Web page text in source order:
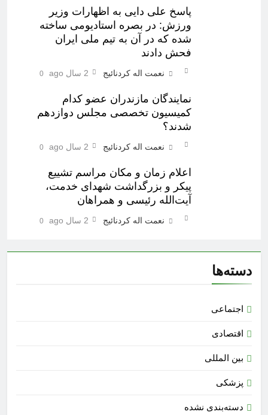
پاسخ علی دایی به اظهارات وزیر
ورزش: در بصره استادیومی ساخته
شده که در آن به تیم ملی ایران
فحش دادند
نعمت اله کردنائیج 2 سال ago 0
نمایندگان مازندران عضو کدام
کمیسیون تخصصی مجلس دوازدهم
شدند؟
نعمت اله کردنائیج 2 سال ago 0
اعلام زمان و مکان مراسم تشییع
پیکر و بزرگداشت شهدای خدمت،
آیت‌الله رئیسی و همراهان
نعمت اله کردنائیج 2 سال ago 0
دسته‌ها
اجتماعی
اقتصادی
بین المللی
پزشکی
دسته‌بندی نشده